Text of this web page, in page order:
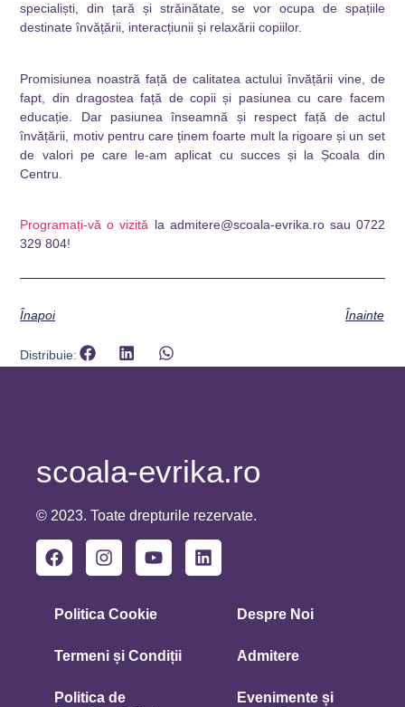
specialiști, din țară și străinătate, se vor ocupa de spațiile
destinate învățării, interacțiunii și relaxării copiilor.
Promisiunea noastră față de calitatea actului învățării vine, de
fapt, din dragostea față de copii și pasiunea cu care facem
educație. Dar pasiunea înseamnă și respect față de actul
învățării, motiv pentru care ținem foarte mult la rigoare și un set
de valori pe care le-am aplicat cu succes și la Școala din
Centru.
Programați-vă o vizită la admitere@scoala-evrika.ro sau 0722
329 804!
Înapoi Înainte
Distribuie:
scoala-evrika.ro
© 2023. Toate drepturile rezervate.
Politica Cookie
Termeni și Condiții
Politica de
Despre Noi
Admitere
Evenimente și